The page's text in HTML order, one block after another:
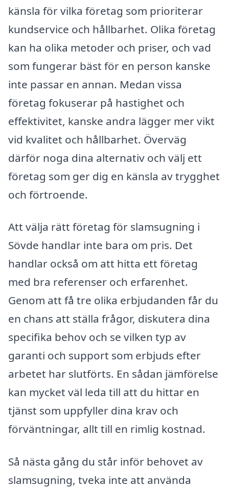
känsla för vilka företag som prioriterar
kundservice och hållbarhet. Olika företag
kan ha olika metoder och priser, och vad
som fungerar bäst för en person kanske
inte passar en annan. Medan vissa
företag fokuserar på hastighet och
effektivitet, kanske andra lägger mer vikt
vid kvalitet och hållbarhet. Överväg
därför noga dina alternativ och välj ett
företag som ger dig en känsla av trygghet
och förtroende.
Att välja rätt företag för slamsugning i
Sövde handlar inte bara om pris. Det
handlar också om att hitta ett företag
med bra referenser och erfarenhet.
Genom att få tre olika erbjudanden får du
en chans att ställa frågor, diskutera dina
specifika behov och se vilken typ av
garanti och support som erbjuds efter
arbetet har slutförts. En sådan jämförelse
kan mycket väl leda till att du hittar en
tjänst som uppfyller dina krav och
förväntningar, allt till en rimlig kostnad.
Så nästa gång du står inför behovet av
slamsugning, tveka inte att använda